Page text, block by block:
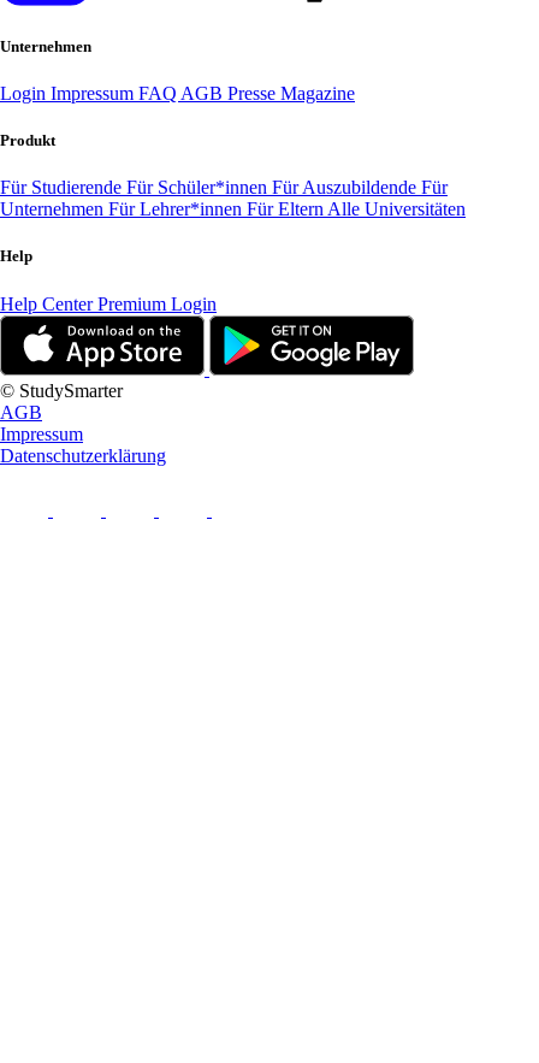
Unternehmen
Login Impressum FAQ AGB Presse Magazine
Produkt
Für Studierende Für Schüler*innen Für Auszubildende Für
Unternehmen Für Lehrer*innen Für Eltern Alle Universitäten
Help
Help CenterPremium Login
© StudySmarter
AGB
Impressum
Datenschutzerklärung